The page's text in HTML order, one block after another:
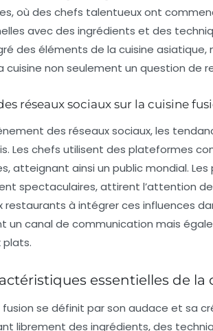
où des chefs talentueux ont
avec des ingrédients et des
des éléments de la cuisine
cuisine non seulement un question de
réseaux sociaux sur la cuisine
des réseaux sociaux, les
Les chefs utilisent des plateformes
atteignant ainsi un public mondial.
spectaculaires, attirent l’attention
restaurants à intégrer ces influences
un canal de communication mais
plats.
essentielles de la
fusion se définit par son audace et sa
librement des ingrédients, des